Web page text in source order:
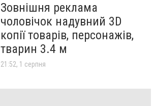
Зовнішня реклама
чоловічок надувний 3D
копії товарів, персонажів,
тварин 3.4 м
21:52, 1 серпня